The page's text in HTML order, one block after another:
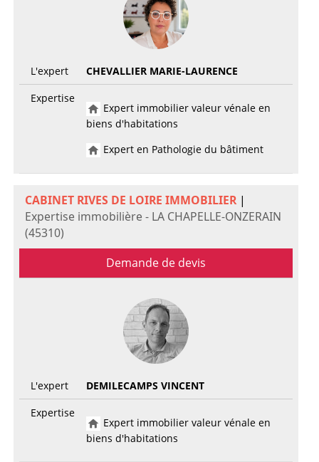
L'expert
CHEVALLIER MARIE-LAURENCE
Expertise
Expert immobilier valeur vénale en
biens d'habitations
Expert en Pathologie du bâtiment
CABINET RIVES DE LOIRE IMMOBILIER|
Expertise immobilière - LA CHAPELLE-ONZERAIN
(45310)
Demande de devis
L'expert
DEMILECAMPS VINCENT
Expertise
Expert immobilier valeur vénale en
biens d'habitations